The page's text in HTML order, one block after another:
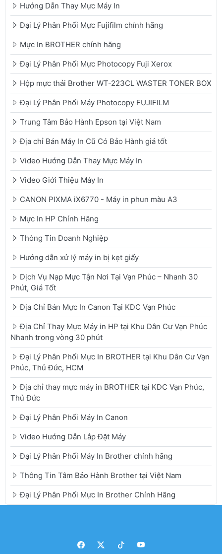
Hướng Dẫn Thay Mực Máy In
Đại Lý Phân Phối Mực Fujifilm chính hãng
Mực In BROTHER chính hãng
Đại Lý Phân Phối Mực Photocopy Fuji Xerox
Hộp mực thải Brother WT-223CL WASTER TONER BOX
Đại Lý Phân Phối Máy Photocopy FUJIFILM
Trung Tâm Bảo Hành Epson tại Việt Nam
Địa chỉ Bán Máy In Cũ Có Bảo Hành giá tốt
Video Hướng Dẫn Thay Mực Máy In
Video Giới Thiệu Máy In
CANON PIXMA iX6770 - Máy in phun màu A3
Mực In HP Chính Hãng
Thông Tin Doanh Nghiệp
Hướng dẫn xử lý máy in bị kẹt giấy
Dịch Vụ Nạp Mực Tận Nơi Tại Vạn Phúc – Nhanh 30
Phút, Giá Tốt
Địa Chỉ Bán Mực In Canon Tại KDC Vạn Phúc
Địa Chỉ Thay Mực Máy in HP tại Khu Dân Cư Vạn Phúc
Nhanh trong vòng 30 phút
Đại Lý Phân Phối Mực In BROTHER tại Khu Dân Cư Vạn
Phúc, Thủ Đức, HCM
Địa chỉ thay mực máy in BROTHER tại KDC Vạn Phúc,
Thủ Đức
Đại Lý Phân Phối Máy In Canon
Video Hướng Dẫn Lắp Đặt Máy
Đại Lý Phân Phối Máy In Brother chính hãng
Thông Tin Tâm Bảo Hành Brother tại Việt Nam
Đại Lý Phân Phối Mực In Brother Chính Hãng